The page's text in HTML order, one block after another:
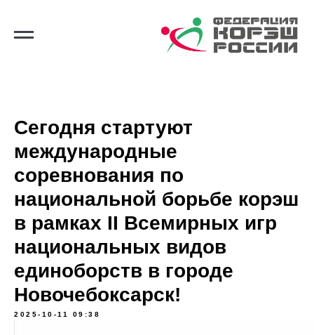
Сегодня стартуют
международные
соревнования по
национальной борьбе корэш
в рамках II Всемирных игр
национальных видов
единоборств в городе
Новочебоксарск!
2025-10-11 09:38